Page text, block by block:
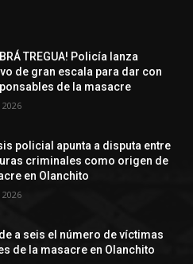
TREGUA! Policía lanza
de gran escala para dar con
de la masacre
policial apunta a disputa entre
criminales como origen de
en Olanchito
a seis el número de víctimas
de la masacre en Olanchito